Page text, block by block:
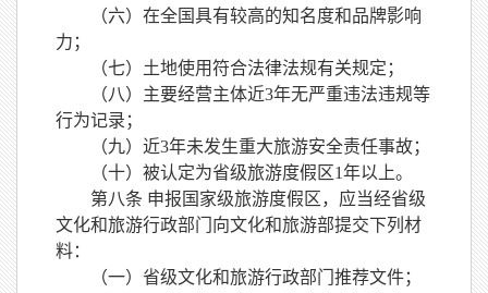
（六）在全国具有较高的知名度和品牌影响
力；
（七）土地使用符合法律法规有关规定；
（八）主要经营主体近3年无严重违法违规等
行为记录；
（九）近3年未发生重大旅游安全责任事故；
（十） 被认定为省级旅游度假区1年以上。
第八条 申报国家级旅游度假区，应当经省级
文化和旅游行政部门向文化和旅游部提交下列材
料：
（一）省级文化和旅游行政部门推荐文件；